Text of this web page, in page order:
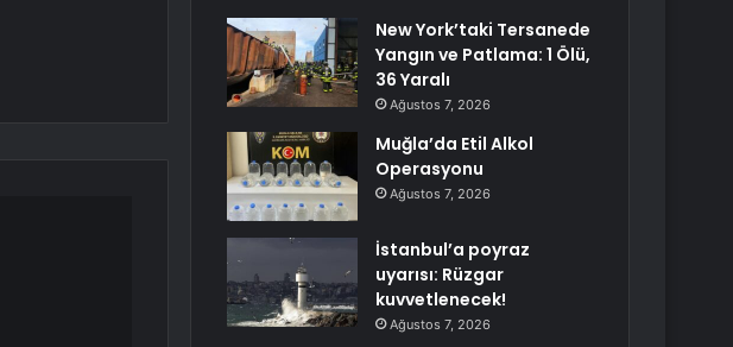
New York’taki Tersanede
Yangın ve Patlama: 1 Ölü,
36 Yaralı
Ağustos 7, 2026
Muğla’da Etil Alkol
Operasyonu
Ağustos 7, 2026
İstanbul’a poyraz
uyarısı: Rüzgar
kuvvetlenecek!
Ağustos 7, 2026